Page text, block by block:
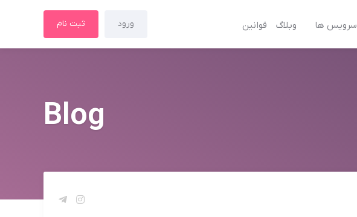
سرویس ها وبلاگ قوانین ورود ثبت نام
Blog